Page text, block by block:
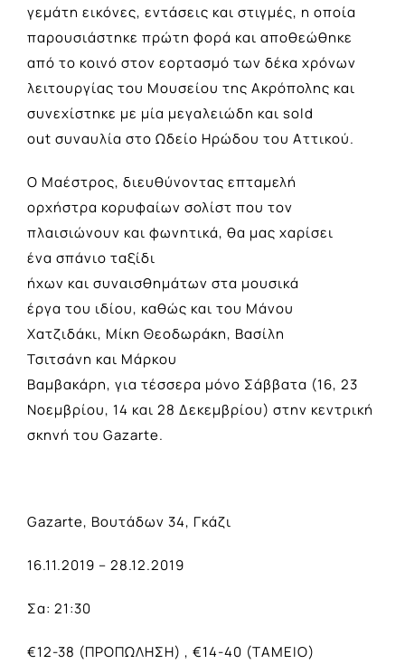
γεμάτη εικόνες, εντάσεις και στιγμές, η οποία
παρουσιάστηκε πρώτη φορά και αποθεώθηκε
από το κοινό στον εορτασμό των δέκα χρόνων
λειτουργίας του Μουσείου της Ακρόπολης και
συνεχίστηκε με μία μεγαλειώδη και sold
out συναυλία στο Ωδείο Ηρώδου του Αττικού.
Ο Mαέστρος, διευθύνοντας επταμελή
ορχήστρα κορυφαίων σολίστ που τον
πλαισιώνουν και φωνητικά, θα μας χαρίσει
ένα σπάνιο ταξίδι
ήχων και συναισθημάτων στα μουσικά
έργα του ιδίου, καθώς και του Μάνου
Χατζιδάκι, Μίκη Θεοδωράκη, Βασίλη
Τσιτσάνη και Μάρκου
Βαμβακάρη, για τέσσερα μόνο Σάββατα (16, 23
Νοεμβρίου, 14 και 28 Δεκεμβρίου) στην κεντρική
σκηνή του Gazarte.
Gazarte, Βουτάδων 34, Γκάζι
16.11.2019 – 28.12.2019
Σα: 21:30
€12-38 (ΠΡΟΠΩΛΗΣΗ) , €14-40 (ΤΑΜΕΙΟ)